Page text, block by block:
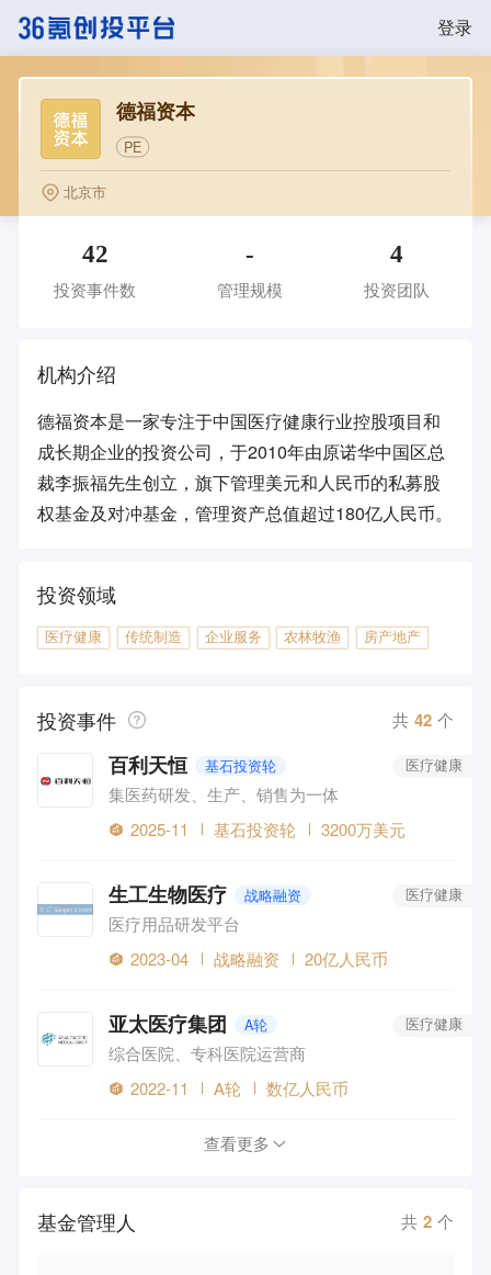
登录
德福资本
PE
北京市
42
投资事件数
-
管理规模
4
投资团队
机构介绍
德福资本是一家专注于中国医疗健康行业控股项目和
成长期企业的投资公司，于2010年由原诺华中国区总
裁李振福先生创立，旗下管理美元和人民币的私募股
权基金及对冲基金，管理资产总值超过180亿人民币。
投资领域
医疗健康 传统制造 企业服务 农林牧渔 房产地产
投资事件 共 42 个
百利天恒 基石投资轮
集医药研发、生产、销售为一体
医疗健康
2025-11 基石投资轮 3200万美元
生工生物医疗 战略融资
医疗用品研发平台
医疗健康
2023-04 战略融资 20亿人民币
亚太医疗集团 A轮
综合医院、专科医院运营商
医疗健康
2022-11 A轮 数亿人民币
查看更多
基金管理人 共 2 个